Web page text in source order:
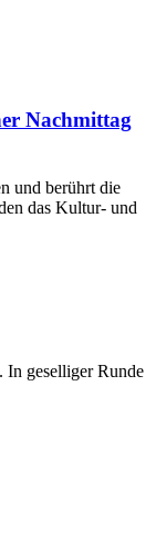
Nachmittag
und berührt die
das Kultur- und
In geselliger Runde